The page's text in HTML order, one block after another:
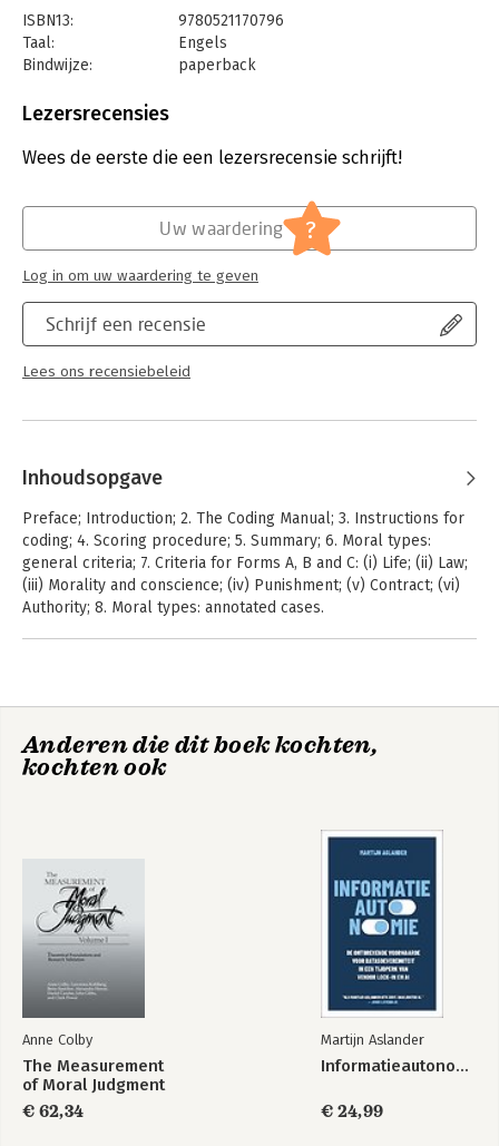
a useful and accessible resource. Volume 2 includes the
scoring systems for three alternate, functionally equivalent
forms of Kohlberg's moral judgment interview.
ISBN13:
9780521170796
Taal:
Engels
Bindwijze:
paperback
Uitgever:
Lezersrecensies
Wees de eerste die een lezersrecensie schrijft!
Schrijf een recensie
Lees ons recensiebeleid
Uw waardering ?
Log in om uw waardering te geven
Inhoudsopgave
Preface; Introduction; 2. The Coding Manual; 3. Instructions for
coding; 4. Scoring procedure; 5. Summary; 6. Moral types:
general criteria; 7. Criteria for Forms A, B and C: (i) Life; (ii) Law;
(iii) Morality and conscience; (iv) Punishment; (v) Contract; (vi)
Authority; 8. Moral types: annotated cases.
Anderen die dit boek kochten,
kochten ook
Anne Colby
The Measurement
of Moral Judgment
€ 62,34
Martijn Aslander
Informatieautonomie
€ 24,99